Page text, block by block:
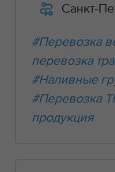
Санкт-
#Перевозка
перевозка
#Наливные
#Перевозка
продукция